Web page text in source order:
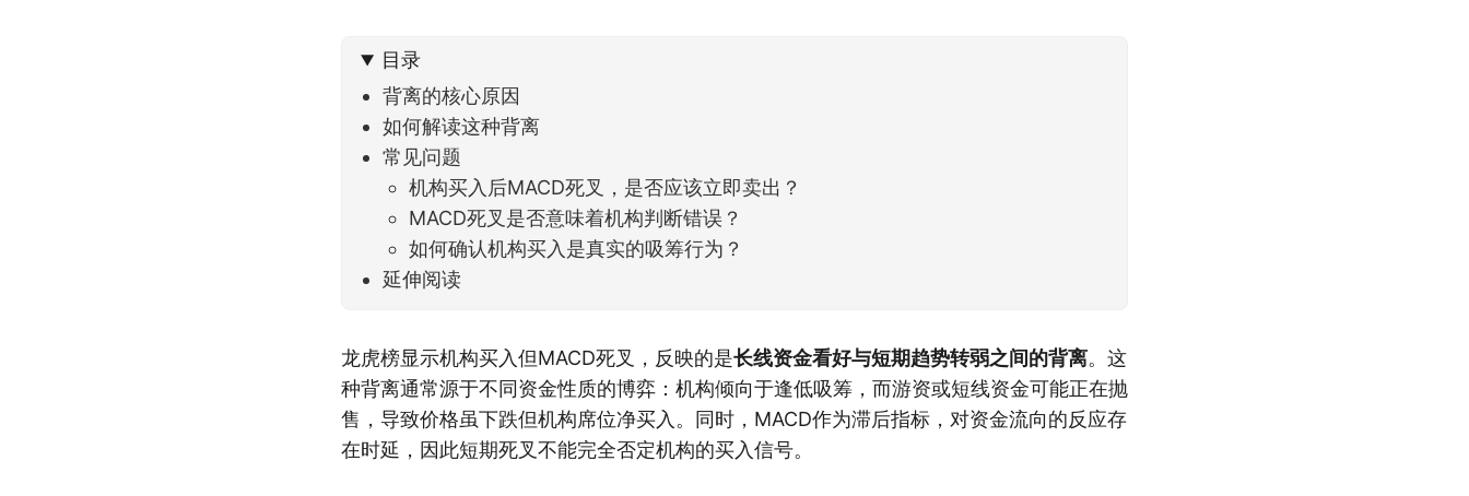
目录
背离的核心原因
如何解读这种背离
常见问题
机构买入后MACD死叉，是否应该立即卖出？
MACD死叉是否意味着机构判断错误？
如何确认机构买入是真实的吸筹行为？
延伸阅读
龙虎榜显示机构买入但MACD死叉，反映的是长线资金看好与短期趋势转弱之间的背离。这
种背离通常源于不同资金性质的博弈：机构倾向于逢低吸筹，而游资或短线资金可能正在抛
售，导致价格虽下跌但机构席位净买入。同时，MACD作为滞后指标，对资金流向的反应存
在时延，因此短期死叉不能完全否定机构的买入信号。